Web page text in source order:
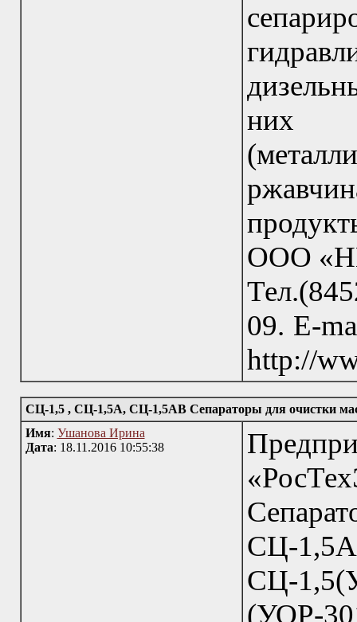
них
ООО
09. E-
http://
СЦ-1,5 , СЦ-1,5А, СЦ-1,5АВ Сепараторы для очистки
Имя: Ушанова Ирина
Дата: 18.11.2016 10:55:38
СЦ-
СЦ-
(УОР-